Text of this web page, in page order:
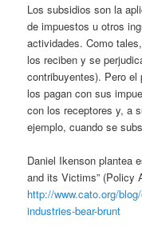
Los subsidios son la
de impuestos u otros
actividades. Como
los reciben y se
contribuyentes). Pero el
los pagan con sus
con los receptores y, a
ejemplo, cuando se
Daniel Ikenson plantea
and its Victims” (Policy
http://www.cato.org/
industries-bear-brunt